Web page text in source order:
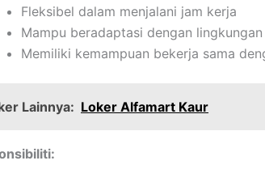
Fleksibel dalam menjalani jam kerja
Mampu beradaptasi dengan
Memiliki kemampuan bekerja sama
Lainnya: Loker Alfamart Kaur